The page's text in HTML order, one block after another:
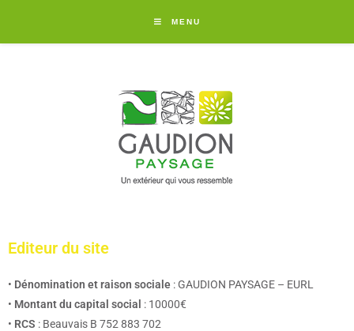
MENU
Editeur du site
• Dénomination et raison sociale : GAUDION PAYSAGE – EURL
• Montant du capital social : 10000€
• RCS : Beauvais B 752 883 702